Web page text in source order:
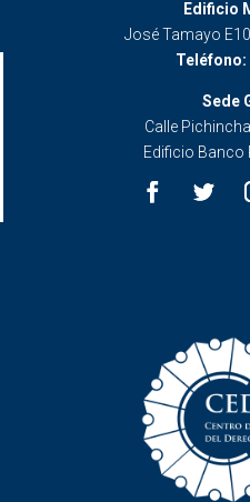
Edificio
José Tamayo
Teléfono:
Sede
Calle
Edificio Banco